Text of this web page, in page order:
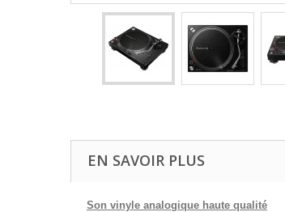
EN SAVOIR PLUS
Son vinyle analogique haute qualité